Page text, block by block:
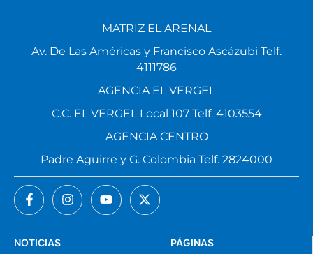
PÁGINAS
NOTICIAS
MATRIZ EL ARENAL
Av. De Las Américas y Francisco Ascázubi Telf.
4111786
AGENCIA EL VERGEL
C.C. EL VERGEL Local 107 Telf. 4103554
AGENCIA CENTRO
Padre Aguirre y G. Colombia Telf. 2824000